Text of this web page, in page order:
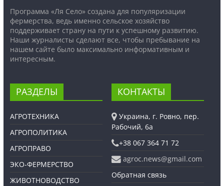
Программа «Ля Село» создана для популяризации
фермерства, ведь именно сельское хозяйство
поддерживает страну на пути к успешному развитию.
Наши журналисты сделают все, чтобы пребывание на
нашем сайте было максимально информативным и
интересным.
РАЗДЕЛЫ
АГРОТЕХНИКА
АГРОПОЛИТИКА
АГРОПРАВО
ЭКО-ФЕРМЕРСТВО
ЖИВОТНОВОДСТВО
КОНТАКТЫ
Украина, г. Ровно, пер.
Рабочий, 6а
+38 067 364 71 72
agroc.news@gmail.com
Обратная связь